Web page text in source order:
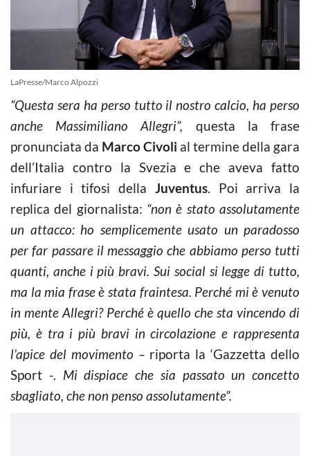
LaPresse/Marco Alpozzi
“Questa sera ha perso tutto il nostro calcio, ha perso
anche Massimiliano Allegri”, questa la frase
pronunciata da Marco Civoli al termine della gara
dell’Italia contro la Svezia e che aveva fatto
infuriare i tifosi della Juventus. Poi arriva la
replica del giornalista: “non è stato assolutamente
un attacco: ho semplicemente usato un paradosso
per far passare il messaggio che abbiamo perso tutti
quanti, anche i più bravi. Sui social si legge di tutto,
ma la mia frase è stata fraintesa. Perché mi è venuto
in mente Allegri? Perché è quello che sta vincendo di
più, è tra i più bravi in circolazione e rappresenta
l’apice del movimento – riporta la ‘Gazzetta dello
Sport -. Mi dispiace che sia passato un concetto
sbagliato, che non penso assolutamente”.